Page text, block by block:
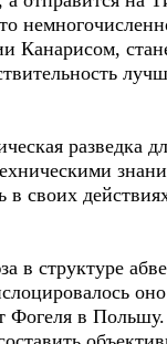
Канарисом,
разведка
в своих
в структуре
Фогеля в